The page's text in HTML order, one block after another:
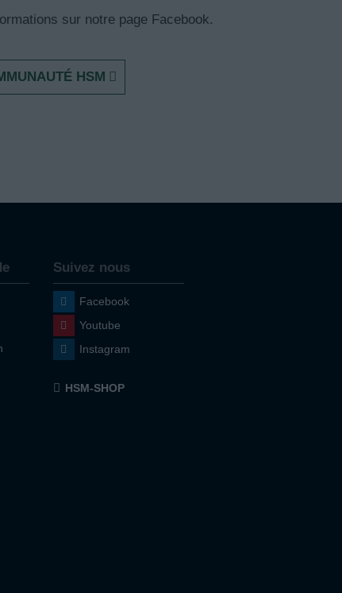
sur notre page Facebook.
HSM
Suivez nous
Facebook
Youtube
Instagram
HSM-SHOP